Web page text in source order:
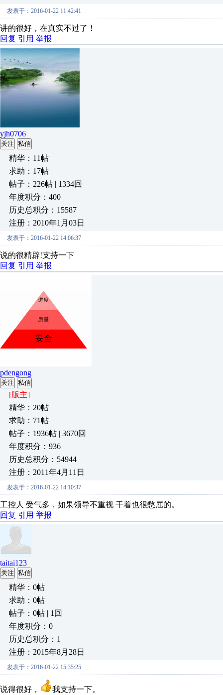
发表于：2016-01-22 11:42:41
讲的很好，在真实不过了！
回复 引用 举报
yjh0706
关注 私信
精华：11帖
求助：17帖
帖子：226帖 | 1334回
年度积分：400
历史总积分：15587
注册：2010年1月03日
发表于：2016-01-22 14:06:37
说的很精辟!支持一下
回复 引用 举报
pdengong
关注 私信
[版主]
精华：20帖
求助：71帖
帖子：1936帖 | 3670回
年度积分：936
历史总积分：54944
注册：2011年4月11日
发表于：2016-01-22 14:10:37
工控人 受气多，如果领导不重视 干着也很憋屈的。
回复 引用 举报
taitai123
关注 私信
精华：0帖
求助：0帖
帖子：0帖 | 1回
年度积分：0
历史总积分：1
注册：2015年8月28日
发表于：2016-01-22 15:35:25
说得很好，
我支持一下。